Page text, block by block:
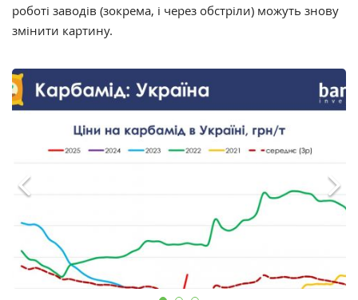
роботі заводів (зокрема, і через обстріли) можуть знову
змінити картину.